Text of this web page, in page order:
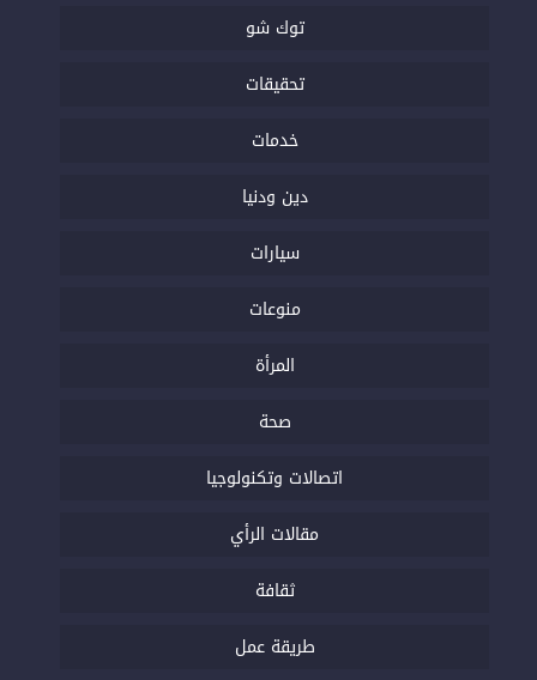
توك شو
تحقيقات
خدمات
دين ودنيا
سيارات
منوعات
المرأة
صحة
اتصالات وتكنولوجيا
مقالات الرأي
ثقافة
طريقة عمل